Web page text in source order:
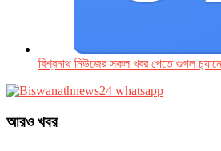
বিশ্বনাথ নিউজের সকল খবর পেতে গুগল
আরও খবর